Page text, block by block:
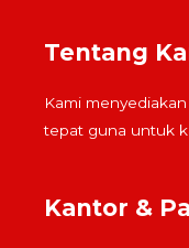
Tentang
Kami
tepat guna untuk
Kantor &